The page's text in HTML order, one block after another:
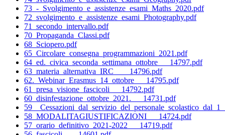
73_-_Svolgimento_e_assistenze_esami_Maths_2020.pdf
72_svolgimento_e_assistenze_esami_Photography.pdf
71_secondo_intervallo.pdf
70_Propaganda_Classi.pdf
68_Sciopero.pdf
65_Circolare_consegna_programmazioni_2021.pdf
64_ed._civica_seconda_settimana_ottobre___14797.pdf
63_materia_alternativa_IRC____14796.pdf
62._Webinar_Erasmus_14_ottobre___14795.pdf
61_presa_visione_fascicoli___14792.pdf
60_disinfestazione_ottobre_2021.___14731.pdf
58_MODALITAGIUSTIFICAZIONI___14724.pdf
57_orario_definitivo_2021-2022___14719.pdf